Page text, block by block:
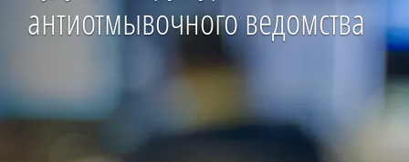
антиотмывочного ведомства